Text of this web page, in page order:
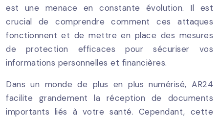
est une menace en constante évolution. Il est
crucial de comprendre comment ces attaques
fonctionnent et de mettre en place des mesures
de protection efficaces pour sécuriser vos
informations personnelles et financières.
Dans un monde de plus en plus numérisé, AR24
facilite grandement la réception de documents
importants liés à votre santé. Cependant, cette